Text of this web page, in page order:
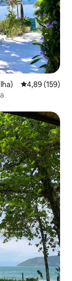
4,89 (159)